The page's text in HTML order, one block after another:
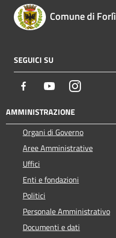
Comune di Forlì
SEGUICI SU
Facebook YoutubeInstagram
AMMINISTRAZIONE
Organi di Governo
Aree Amministrative
Uffici
Enti e fondazioni
Politici
Personale Amministrativo
Documenti e dati